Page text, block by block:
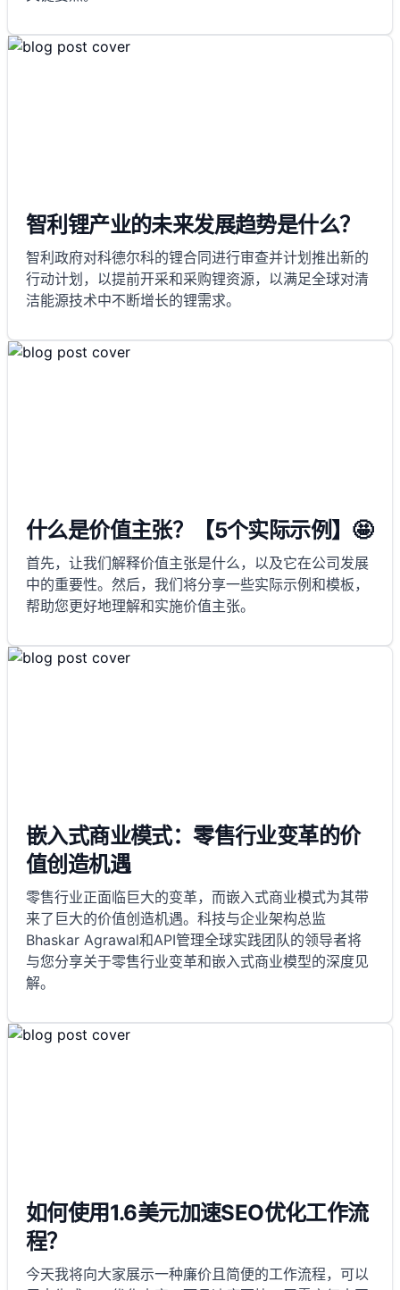
智利锂产业的未来发展趋势是什么？
智利政府对科德尔科的锂合同进行审查并计划推出新的
行动计划，以提前开采和采购锂资源，以满足全球对清
洁能源技术中不断增长的锂需求。
什么是价值主张？【5个实际示例】🤩
首先，让我们解释价值主张是什么，以及它在公司发展
中的重要性。然后，我们将分享一些实际示例和模板，
帮助您更好地理解和实施价值主张。
嵌入式商业模式：零售行业变革的价
值创造机遇
零售行业正面临巨大的变革，而嵌入式商业模式为其带
来了巨大的价值创造机遇。科技与企业架构总监
Bhaskar Agrawal和API管理全球实践团队的领导者将
与您分享关于零售行业变革和嵌入式商业模型的深度见
解。
如何使用1.6美元加速SEO优化工作流
程？
今天我将向大家展示一种廉价且简便的工作流程，可以